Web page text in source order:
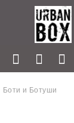
Боти и Ботуши